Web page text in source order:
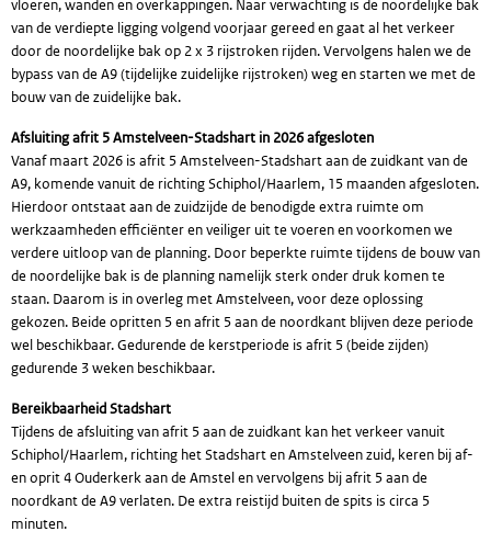
vloeren, wanden en overkappingen. Naar verwachting is de noordelijke bak
van de verdiepte ligging volgend voorjaar gereed en gaat al het verkeer
door de noordelijke bak op 2 x 3 rijstroken rijden. Vervolgens halen we de
bypass van de A9 (tijdelijke zuidelijke rijstroken) weg en starten we met de
bouw van de zuidelijke bak.
Afsluiting afrit 5 Amstelveen-Stadshart in 2026 afgesloten
Vanaf maart 2026 is afrit 5 Amstelveen-Stadshart aan de zuidkant van de
A9, komende vanuit de richting Schiphol/Haarlem, 15 maanden afgesloten.
Hierdoor ontstaat aan de zuidzijde de benodigde extra ruimte om
werkzaamheden efficiënter en veiliger uit te voeren en voorkomen we
verdere uitloop van de planning. Door beperkte ruimte tijdens de bouw van
de noordelijke bak is de planning namelijk sterk onder druk komen te
staan. Daarom is in overleg met Amstelveen, voor deze oplossing
gekozen. Beide opritten 5 en afrit 5 aan de noordkant blijven deze periode
wel beschikbaar. Gedurende de kerstperiode is afrit 5 (beide zijden)
gedurende 3 weken beschikbaar.
Bereikbaarheid Stadshart
Tijdens de afsluiting van afrit 5 aan de zuidkant kan het verkeer vanuit
Schiphol/Haarlem, richting het Stadshart en Amstelveen zuid, keren bij af-
en oprit 4 Ouderkerk aan de Amstel en vervolgens bij afrit 5 aan de
noordkant de A9 verlaten. De extra reistijd buiten de spits is circa 5
minuten.